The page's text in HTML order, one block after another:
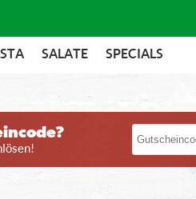
SALATE SPECIALS